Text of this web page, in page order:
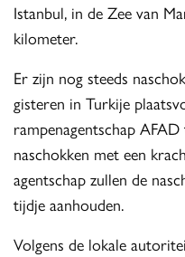
Istanbul, in de Zee van
kilometer.
Er zijn nog steeds
gisteren in Turkije
rampenagentschap
naschokken met een
agentschap zullen de
tijdje aanhouden.
Volgens de lokale